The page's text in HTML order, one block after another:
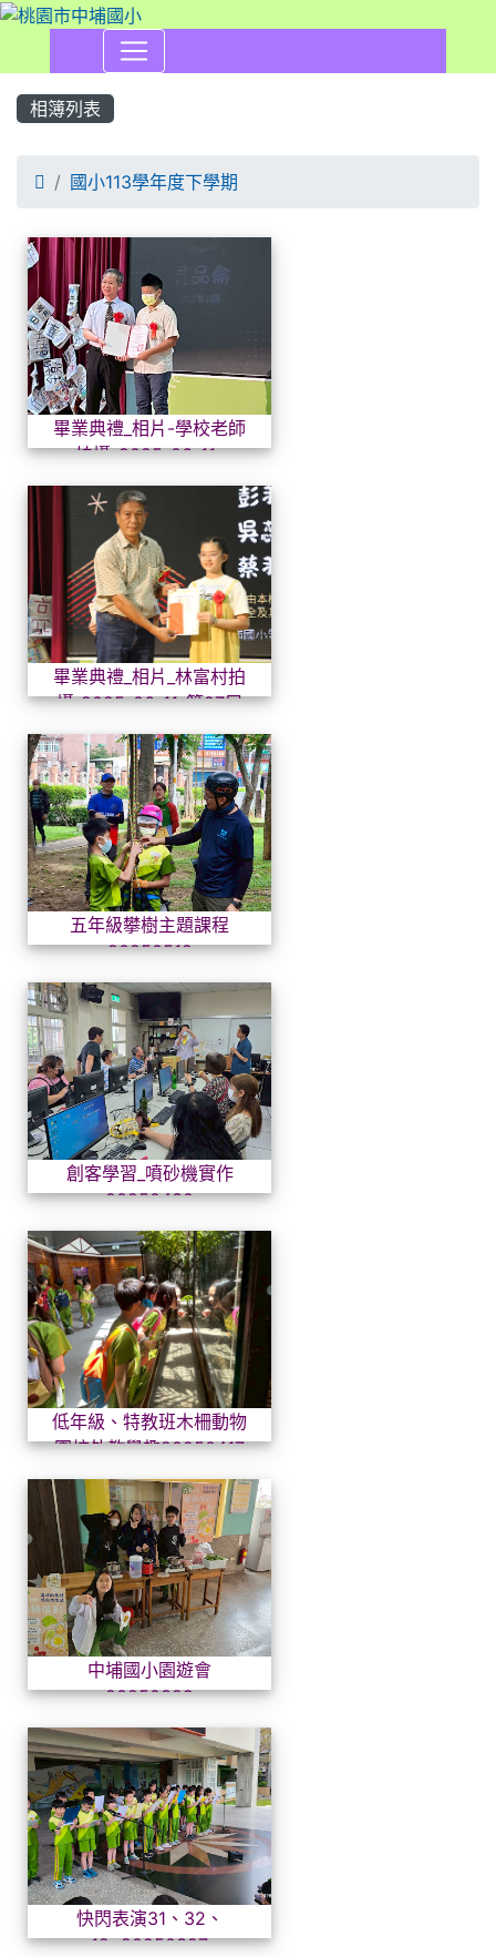
相簿列表
 國小113學年度下學期
相簿列表
畢業典禮_相片-學校老師
拍攝_2025-06-11-
畢業典禮_相片_林富村拍
攝-2025-06-11-第97屆
五年級攀樹主題課程
五年級攀樹主題課程
20250512
創客學習_噴砂機實作
創客學習_噴砂機實作
20250430
低年級、特教班木柵動物
園校外教學趣20250417
中埔國小園遊會20250329
中埔國小園遊會
20250329
快閃表演31、32、
快閃表演31、32、
12~20250327